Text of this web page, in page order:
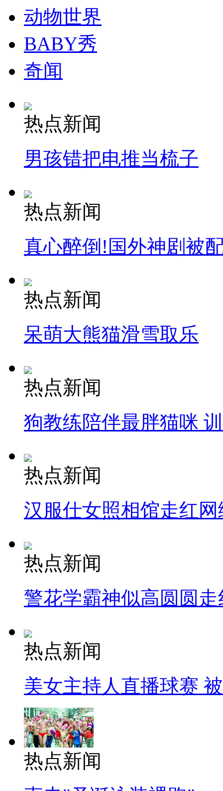
安徽一实载49人客车翻车
走！跟着总书记去植树
纽约上演“枕头大战”
司机酒驾遇交警 急速倒车逃窜
动物世界
BABY秀
奇闻
热点新闻
男孩错把电推当梳子
热点新闻
真心醉倒!国外神剧被
热点新闻
呆萌大熊猫滑雪取乐
热点新闻
狗教练陪伴最胖猫咪
热点新闻
汉服仕女照相馆走红网
热点新闻
警花学霸神似高圆圆走
热点新闻
美女主持人直播球赛
热点新闻